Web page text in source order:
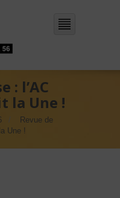
: l’AC
la Une !
Revue de
Une !